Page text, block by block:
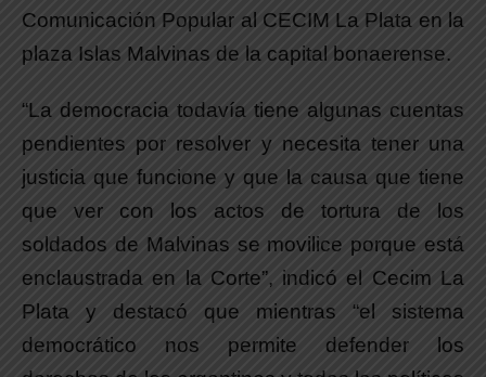
Comunicación Popular al CECIM La Plata en la
plaza Islas Malvinas de la capital bonaerense.
“La democracia todavía tiene algunas cuentas
pendientes por resolver y necesita tener una
justicia que funcione y que la causa que tiene
que ver con los actos de tortura de los
soldados de Malvinas se movilice porque está
enclaustrada en la Corte”, indicó el Cecim La
Plata y destacó que mientras “el sistema
democrático nos permite defender los